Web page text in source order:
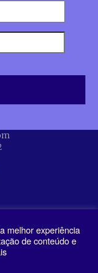
melhor experiência
de conteúdo e